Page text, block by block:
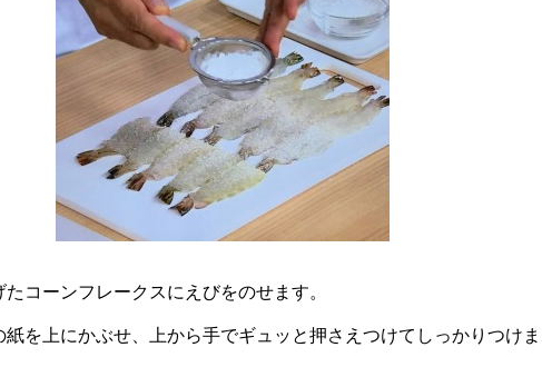
コーンフレークスにえびをのせます。
紙を上にかぶせ、上から手でギュッと押さえつけてしっかりつけま